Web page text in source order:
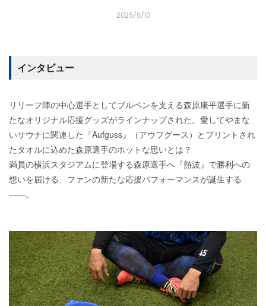
2025/5/10
インタビュー
リリーフ陣の中心選手としてブルペンを支える森原康平選手に新
たなオリジナル応援グッズがラインナップされた。愛してやまな
いサウナに関連した『Aufguss』（アウフグース）とプリントされ
たタオルに込めた森原選手のホットな思いとは？
満員の横浜スタジアムに登場する森原選手へ『熱波』で勝利への
想いを届ける、ファンの新たな応援パフォーマンスが誕生する
――。